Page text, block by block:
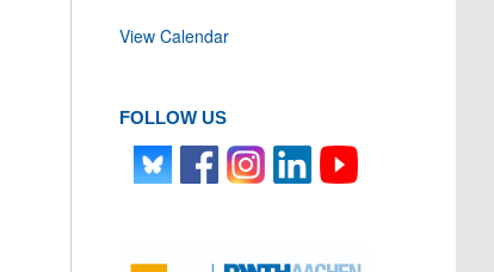
View Calendar
FOLLOW US